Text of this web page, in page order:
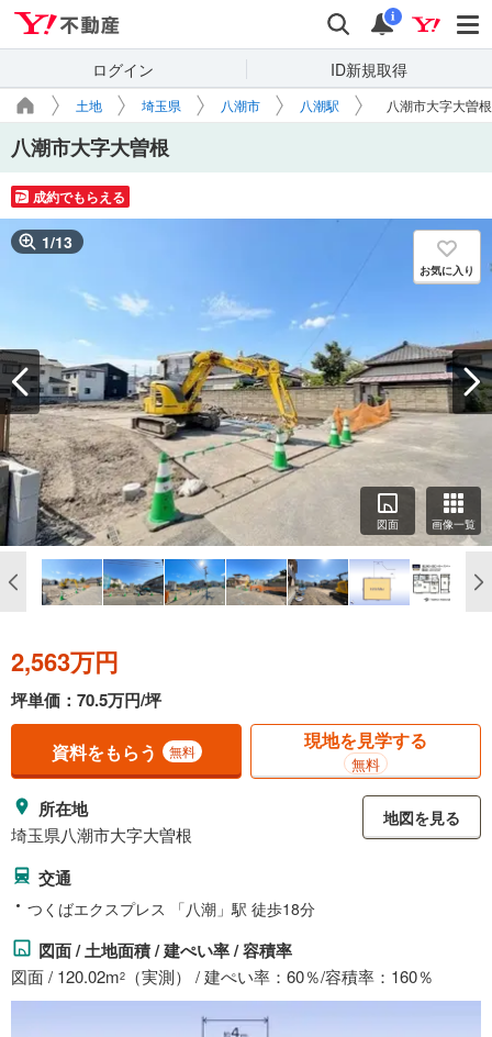
検索 通知
i
ログイン ID新規取得
土地 埼玉県 八潮市 八潮駅 八潮市大字大曽根
八潮市大字大曽根
成約でもらえる
1/13
お気に入り
図面 画像一覧
2,563万円
坪単価：70.5万円/坪
資料をもらう 無料 現地を見学する
無料
所在地
埼玉県八潮市大字大曽根
地図を見る
交通
つくばエクスプレス 「八潮」駅 徒歩18分
図面 / 土地面積 / 建ぺい率 / 容積率
図面 / 120.02m2 （実測） / 建ぺい率：60％/容積率：160％